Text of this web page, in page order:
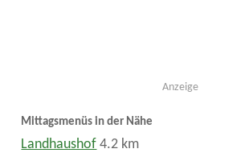
Anzeige
Mittagsmenüs in der Nähe
Landhaushof 4.2 km